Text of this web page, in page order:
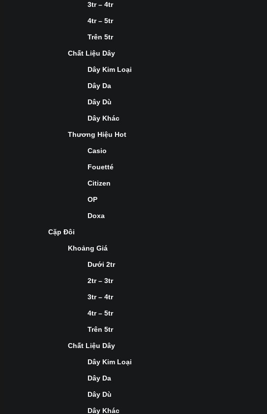
3tr – 4tr
4tr – 5tr
Trên 5tr
Chất Liệu Dây
Dây Kim Loại
Dây Da
Dây Dù
Dây Khác
Thương Hiệu Hot
Casio
Fouetté
Citizen
OP
Doxa
Cặp Đôi
Khoảng Giá
Dưới 2tr
2tr – 3tr
3tr – 4tr
4tr – 5tr
Trên 5tr
Chất Liệu Dây
Dây Kim Loại
Dây Da
Dây Dù
Dây Khác